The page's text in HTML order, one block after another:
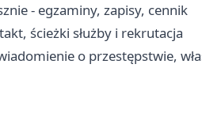
- egzaminy, zapisy, cennik
ścieżki służby i rekrutacja
o przestępstwie,